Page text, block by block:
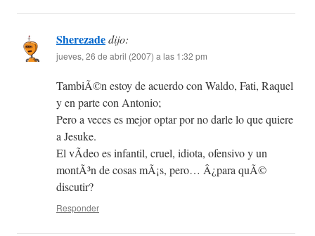
Sherezadedijo:
jueves, 26 de abril (2007) a las 1:32 pm
TambiÃ©n estoy de acuerdo con Waldo, Fati, Raquel
y en parte con Antonio;
Pero a veces es mejor optar por no darle lo que quiere
a Jesuke.
El vÃ­deo es infantil, cruel, idiota, ofensivo y un
montÃ³n de cosas mÃ¡s, pero… Â¿para quÃ©
discutir?
Responder